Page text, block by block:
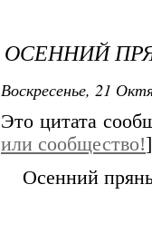
ОСЕННИЙ
Воскресенье, 21
Это цитата
или сообщество!]
Осенний